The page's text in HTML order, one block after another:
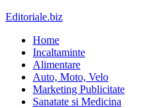
Editoriale.biz
Home
Incaltaminte
Alimentare
Auto, Moto, Velo
Marketing Publicitate
Sanatate si Medicina